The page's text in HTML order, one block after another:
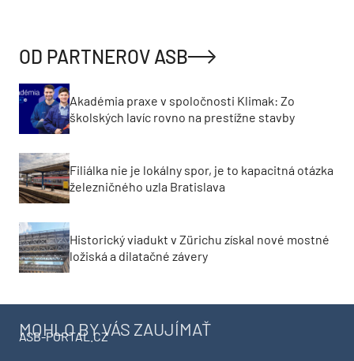
OD PARTNEROV ASB
Akadémia praxe v spoločnosti Klimak: Zo
školských lavíc rovno na prestížne stavby
Filiálka nie je lokálny spor, je to kapacitná otázka
železničného uzla Bratislava
Historický viadukt v Zürichu získal nové mostné
ložiská a dilatačné závery
MOHLO BY VÁS ZAUJÍMAŤ
ASB-PORTAL.CZ